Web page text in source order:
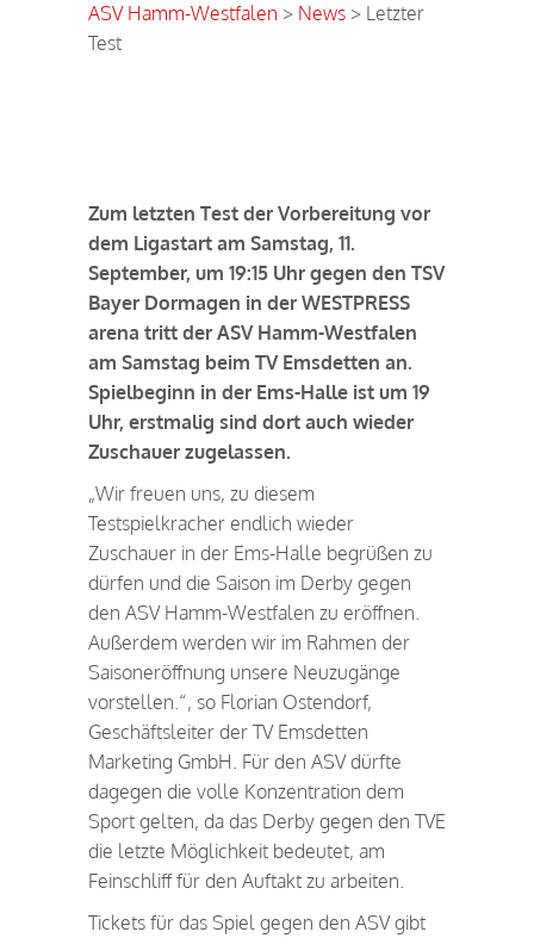
ASV Hamm-Westfalen > News > Letzter
Test
Zum letzten Test der Vorbereitung vor
dem Ligastart am Samstag, 11.
September, um 19:15 Uhr gegen den TSV
Bayer Dormagen in der WESTPRESS
arena tritt der ASV Hamm-Westfalen
am Samstag beim TV Emsdetten an.
Spielbeginn in der Ems-Halle ist um 19
Uhr, erstmalig sind dort auch wieder
Zuschauer zugelassen.
„Wir freuen uns, zu diesem
Testspielkracher endlich wieder
Zuschauer in der Ems-Halle begrüßen zu
dürfen und die Saison im Derby gegen
den ASV Hamm-Westfalen zu eröffnen.
Außerdem werden wir im Rahmen der
Saisoneröffnung unsere Neuzugänge
vorstellen.“, so Florian Ostendorf,
Geschäftsleiter der TV Emsdetten
Marketing GmbH. Für den ASV dürfte
dagegen die volle Konzentration dem
Sport gelten, da das Derby gegen den TVE
die letzte Möglichkeit bedeutet, am
Feinschliff für den Auftakt zu arbeiten.
Tickets für das Spiel gegen den ASV gibt